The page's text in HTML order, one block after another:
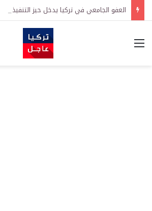
العفو الجامعي في تركيا يدخل حيز التنفيذ رسمياً
القائمة